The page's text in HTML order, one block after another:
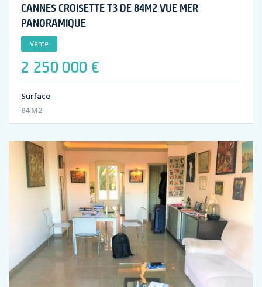
CANNES CROISETTE T3 DE 84M2 VUE MER
PANORAMIQUE
Vente
2 250 000 €
Surface
84 M2